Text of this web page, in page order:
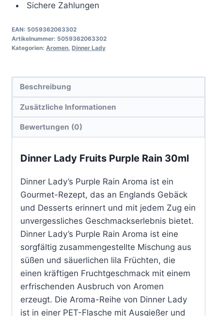
Sichere Zahlungen
EAN: 5059362063302
Artikelnummer: 5059362063302
Kategorien: Aromen Dinner Lady
Beschreibung
Zusätzliche Informationen
Bewertungen (0)
Dinner Lady Fruits Purple Rain 30ml
Dinner Lady’s Purple Rain Aroma ist ein
Gourmet-Rezept, das an Englands Gebäck
und Desserts erinnert und mit jedem Zug ein
unvergessliches Geschmackserlebnis bietet.
Dinner Lady’s Purple Rain Aroma ist eine
sorgfältig zusammengestellte Mischung aus
süßen und säuerlichen lila Früchten, die
einen kräftigen Fruchtgeschmack mit einem
erfrischenden Ausbruch von Aromen
erzeugt. Die Aroma-Reihe von Dinner Lady
ist in einer PET-Flasche mit Ausgießer und